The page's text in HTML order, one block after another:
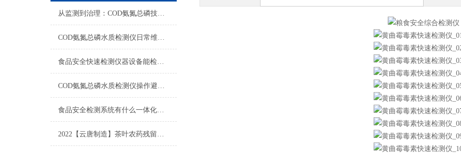
从监测到治理：COD氨氮总磷技术的双领域实战解析
COD氨氮总磷水质检测仪日常维护与试剂管理，降低故障率就靠这几招
食品安全快速检测仪器设备能检什么？一张表说清适用范围
COD氨氮总磷水质检测仪操作避坑指南：这几个步骤直接影响数据准确性
食品安全检测系统有什么一体化配置·2023仪器仪表推荐·山东云唐
2022【云唐制造】茶叶农药残留检测仪多少钱一台@山东云唐仪器仪表制造